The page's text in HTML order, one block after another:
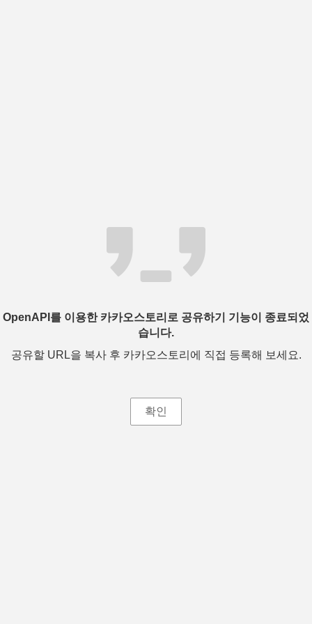
OpenAPI를 이용한 카카오스토리로 공유하기 기능이 종료되었
습니다.
공유할 URL을 복사 후 카카오스토리에 직접 등록해 보세요.
확인